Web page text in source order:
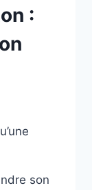
:
son